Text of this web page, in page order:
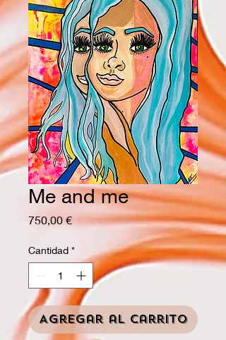
Me and me
750,00 €Precio
Cantidad *
Agregar al carrito